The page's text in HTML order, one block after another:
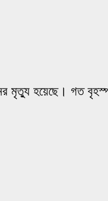
মৃত্যু হয়েছে। গত